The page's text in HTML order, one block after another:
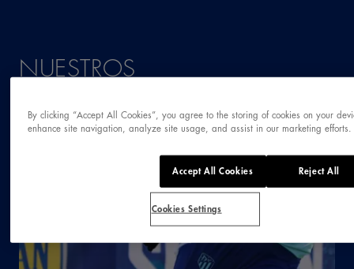
NUESTROS
By clicking “Accept All Cookies”, you agree to the storing of cookies on your
enhance site navigation, analyze site usage, and assist in our marketing efforts.
Reject All
Accept All Cookies
Cookies Settings